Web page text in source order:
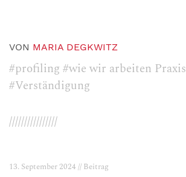
VON MARIA DEGKWITZ
#profiling #wie wir arbeiten Praxis
#Verständigung
////////////////
13. September 2024 // Beitrag